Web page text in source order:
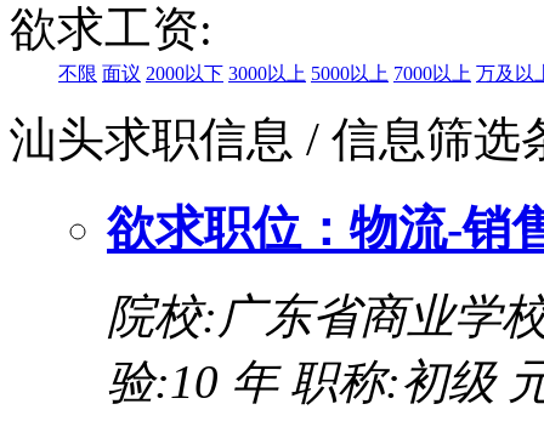
欲求工资:
不限 面议 2000以下 3000以上 5000以上 7000以上 万及以
汕头求职信息 / 信息筛选
欲求职位：物流-销
院校:广东省商业学
验:10 年 职称:初级